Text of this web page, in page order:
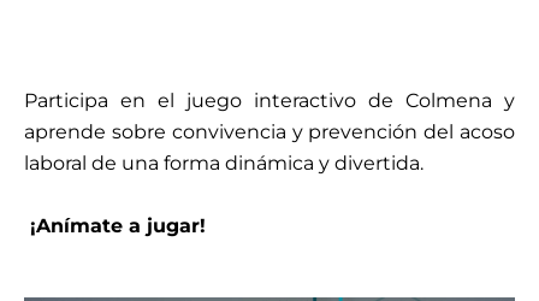
Participa en el juego interactivo de Colmena y
aprende sobre convivencia y prevención del acoso
laboral de una forma dinámica y divertida.
¡Anímate a jugar!